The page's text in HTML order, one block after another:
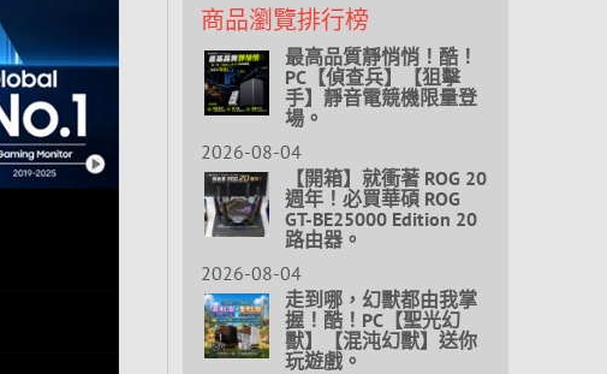
商品瀏覽排行榜
最高品質靜悄悄！酷！
PC【偵查兵】【狙擊
手】靜音電競機限量登
場。
2026-08-04
【開箱】就衝著 ROG 20
週年！必買華碩 ROG
GT-BE25000 Edition 20
路由器。
2026-08-04
走到哪，幻獸都由我掌
握！酷！PC【聖光幻
獸】【混沌幻獸】送你
玩遊戲。